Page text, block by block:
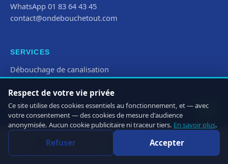
WhatsApp 01 83 64 43 45
contact@ondebouchetout.com
SERVICES
Débouchage de canalisation
Recherche de fuite cachée
Dépannage chauffe-eau et ballon
Installation et rénovation sanitaire
Plomberie pour entreprises et pros
WhatsApp
pour répondre à votre demande.
Bonjour OndeBoucheTout, j'ai
Démarrer la conversation
Respect de votre vie privée
Ce site utilise des cookies essentiels au fonctionnement, et — avec
votre consentement — des cookies de mesure d'audience
anonymisée. Aucun cookie publicitaire ni traceur tiers. En savoir plus.
Refuser Accepter